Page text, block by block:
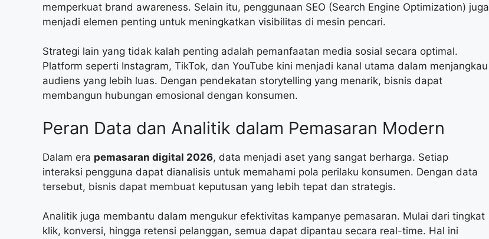
memperkuat brand awareness. Selain itu, penggunaan SEO (Search Engine Optimization) juga
menjadi elemen penting untuk meningkatkan visibilitas di mesin pencari.
Strategi lain yang tidak kalah penting adalah pemanfaatan media sosial secara optimal.
Platform seperti Instagram, TikTok, dan YouTube kini menjadi kanal utama dalam menjangkau
audiens yang lebih luas. Dengan pendekatan storytelling yang menarik, bisnis dapat
membangun hubungan emosional dengan konsumen.
Peran Data dan Analitik dalam Pemasaran Modern
Dalam era pemasaran digital 2026, data menjadi aset yang sangat berharga. Setiap
interaksi pengguna dapat dianalisis untuk memahami pola perilaku konsumen. Dengan data
tersebut, bisnis dapat membuat keputusan yang lebih tepat dan strategis.
Analitik juga membantu dalam mengukur efektivitas kampanye pemasaran. Mulai dari tingkat
klik, konversi, hingga retensi pelanggan, semua dapat dipantau secara real-time. Hal ini